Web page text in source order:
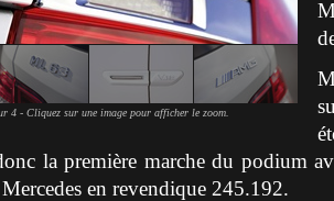
4 - Cliquez sur une image pour afficher le zoom.
la première marche du podium
en revendique 245.192.